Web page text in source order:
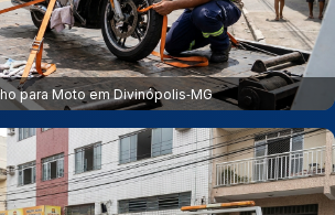
para Moto em Divinópolis‑MG